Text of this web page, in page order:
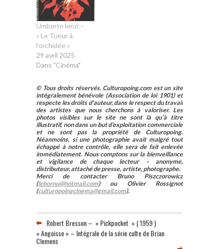
Umberto lenzi –
« Le Tueur à
l’orchidée »
29 avril 2025
Dans "Cinéma"
© Tous droits réservés. Culturopoing.com est un site
intégralement bénévole (Association de loi 1901) et
respecte les droits d’auteur, dans le respect du travail
des artistes que nous cherchons à valoriser. Les
photos visibles sur le site ne sont là qu’à titre
illustratif, non dans un but d’exploitation commerciale
et ne sont pas la propriété de Culturopoing.
Néanmoins, si une photographie avait malgré tout
échappé à notre contrôle, elle sera de fait enlevée
immédiatement. Nous comptons sur la bienveillance
et vigilance de chaque lecteur – anonyme,
distributeur, attaché de presse, artiste, photographe.
Merci de contacter Bruno Piszczorowicz
(lebornu@hotmail.com) ou Olivier Rossignot
(culturopoingcinema@gmail.com).
Robert Bresson – » Pickpocket » ( 1959 )
« Angoisse » – Intégrale de la série culte de Brian
Clemens